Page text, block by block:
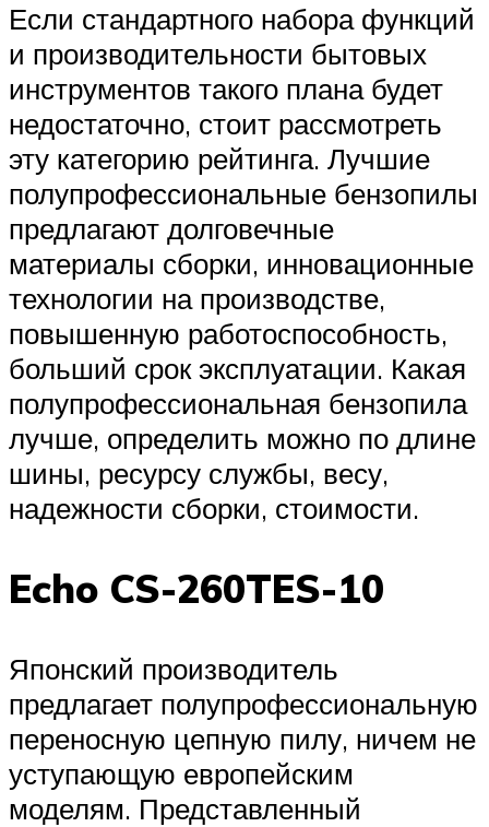
Если стандартного набора функций
и производительности бытовых
инструментов такого плана будет
недостаточно, стоит рассмотреть
эту категорию рейтинга. Лучшие
полупрофессиональные бензопилы
предлагают долговечные
материалы сборки, инновационные
технологии на производстве,
повышенную работоспособность,
больший срок эксплуатации. Какая
полупрофессиональная бензопила
лучше, определить можно по длине
шины, ресурсу службы, весу,
надежности сборки, стоимости.
Echo CS-260TES-10
Японский производитель
предлагает полупрофессиональную
переносную цепную пилу, ничем не
уступающую европейским
моделям. Представленный